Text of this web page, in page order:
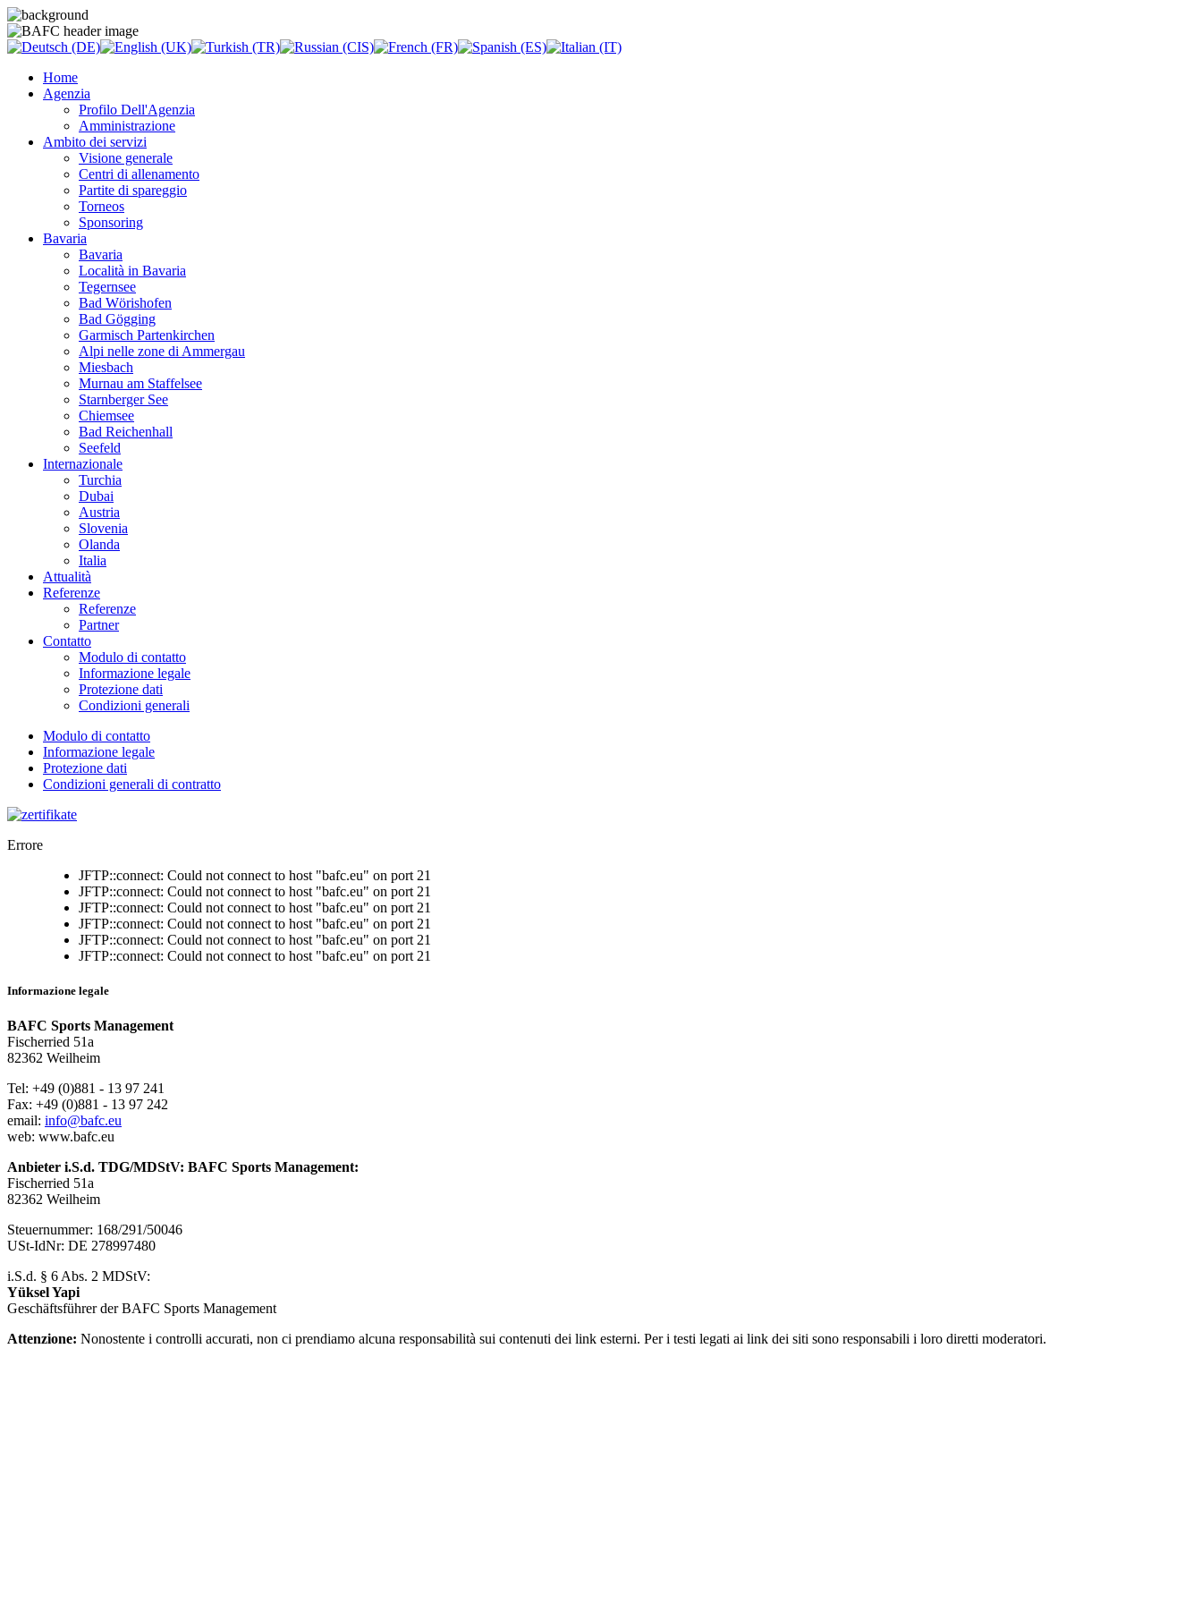
Home
Agenzia
Profilo Dell'Agenzia
Amministrazione
Ambito dei servizi
Visione generale
Centri di allenamento
Partite di spareggio
Torneos
Sponsoring
Bavaria
Bavaria
Località in Bavaria
Tegernsee
Bad Wörishofen
Bad Gögging
Garmisch Partenkirchen
Alpi nelle zone di Ammergau
Miesbach
Murnau am Staffelsee
Starnberger See
Chiemsee
Bad Reichenhall
Seefeld
Internazionale
Turchia
Dubai
Austria
Slovenia
Olanda
Italia
Attualità
Referenze
Referenze
Partner
Contatto
Modulo di contatto
Informazione legale
Protezione dati
Condizioni generali
Modulo di contatto
Informazione legale
Protezione dati
Condizioni generali di contratto
Errore
JFTP::connect: Could not connect to host "bafc.eu" on port 21
JFTP::connect: Could not connect to host "bafc.eu" on port 21
JFTP::connect: Could not connect to host "bafc.eu" on port 21
JFTP::connect: Could not connect to host "bafc.eu" on port 21
JFTP::connect: Could not connect to host "bafc.eu" on port 21
JFTP::connect: Could not connect to host "bafc.eu" on port 21
Informazione legale
BAFC Sports Management
Fischerried 51a
82362 Weilheim
Tel: +49 (0)881 - 13 97 241
Fax: +49 (0)881 - 13 97 242
email: info@bafc.eu
web: www.bafc.eu
Anbieter i.S.d. TDG/MDStV: BAFC Sports Management:
Fischerried 51a
82362 Weilheim
Steuernummer: 168/291/50046
USt-IdNr: DE 278997480
i.S.d. § 6 Abs. 2 MDStV:
Yüksel Yapi
Geschäftsführer der BAFC Sports Management
Attenzione: Nonostente i controlli accurati, non ci prendiamo alcuna responsabilità sui contenuti dei link esterni. Per i testi legati ai link dei siti sono responsabili i loro diretti moderatori.